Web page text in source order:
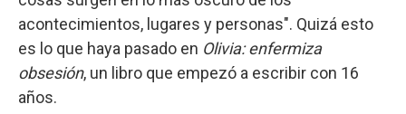
acontecimientos, lugares y personas". Quizá esto
es lo que haya pasado en Olivia: enfermiza
obsesión, un libro que empezó a escribir con 16
años.